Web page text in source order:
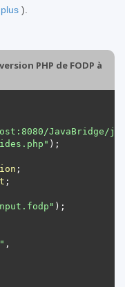
plus ).
PHP de FODP à
JavaBridge/